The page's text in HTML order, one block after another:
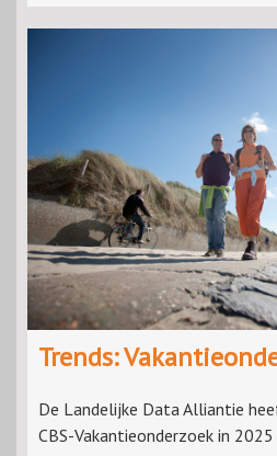
Trends:
De Landelijke Data Alliantie
CBS-Vakantieonderzoek in